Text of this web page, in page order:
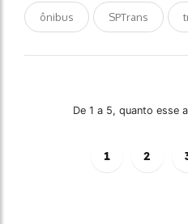
ônibus SPTrans
De 1 a 5, quanto esse
1 2